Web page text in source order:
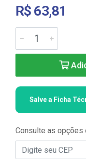
R$ 63,81
Salve a Ficha
Consulte as opções